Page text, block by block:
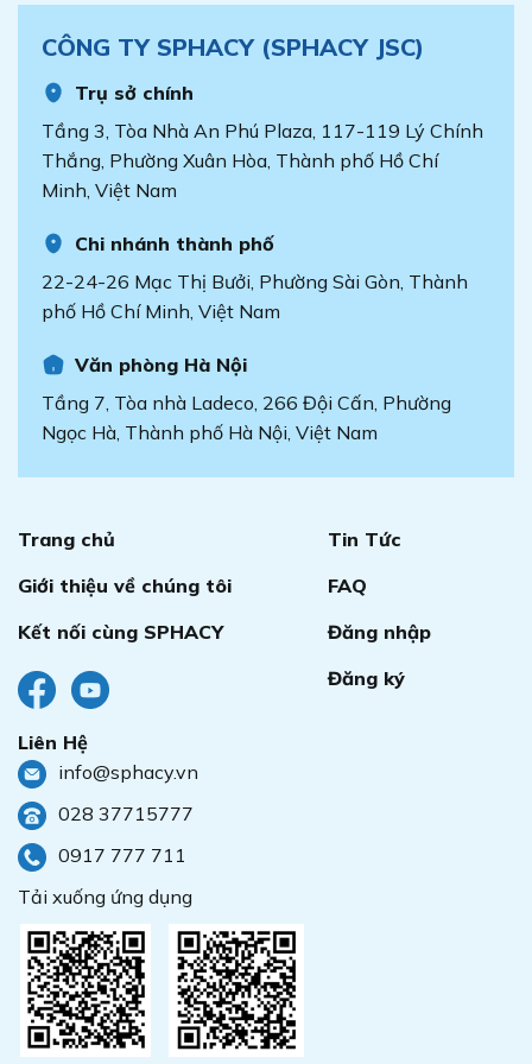
CÔNG TY SPHACY (SPHACY JSC)
Trụ sở chính
Tầng 3, Tòa Nhà An Phú Plaza, 117-119 Lý Chính
Thắng, Phường Xuân Hòa, Thành phố Hồ Chí
Minh, Việt Nam
Chi nhánh thành phố
22-24-26 Mạc Thị Bưởi, Phường Sài Gòn, Thành
phố Hồ Chí Minh, Việt Nam
Văn phòng Hà Nội
Tầng 7, Tòa nhà Ladeco, 266 Đội Cấn, Phường
Ngọc Hà, Thành phố Hà Nội, Việt Nam
Trang chủ
Giới thiệu về chúng tôi
Kết nối cùng SPHACY
Liên Hệ
info@sphacy.vn
028 37715777
0917 777 711
Tin Tức
FAQ
Đăng nhập
Đăng ký
Tải xuống ứng dụng